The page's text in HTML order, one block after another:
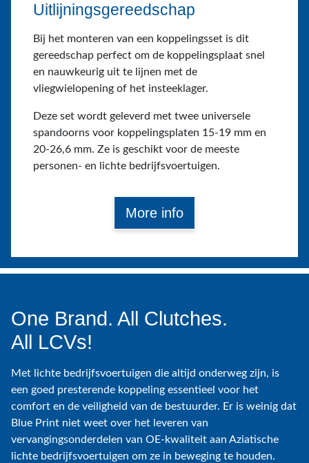
Uitlijningsgereedschap
Bij het monteren van een koppelingsset is dit
gereedschap perfect om de koppelingsplaat snel
en nauwkeurig uit te lijnen met de
vliegwielopening of het insteeklager.
Deze set wordt geleverd met twee universele
spandoorns voor koppelingsplaten 15-19 mm en
20-26,6 mm. Ze is geschikt voor de meeste
personen- en lichte bedrijfsvoertuigen.
More info
One Brand. All Clutches.
All LCVs!
Met lichte bedrijfsvoertuigen die altijd onderweg zijn, is
een goed presterende koppeling essentieel voor het
comfort en de veiligheid van de bestuurder. Er is weinig dat
Blue Print niet weet over het leveren van
vervangingsonderdelen van OE-kwaliteit aan Aziatische
lichte bedrijfsvoertuigen om ze in beweging te houden.